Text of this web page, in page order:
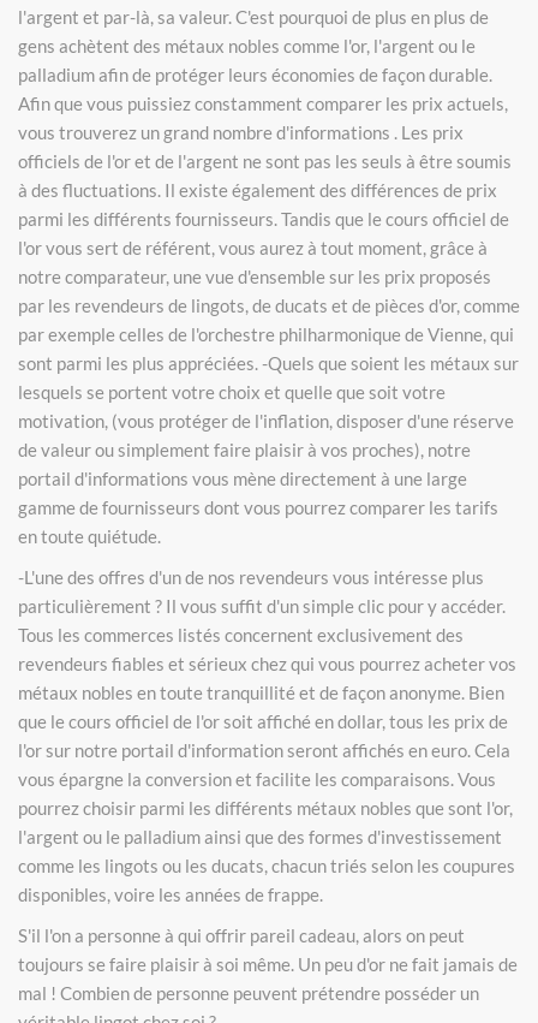
l'argent et par-là, sa valeur. C'est pourquoi de plus en plus de
gens achètent des métaux nobles comme l'or, l'argent ou le
palladium afin de protéger leurs économies de façon durable.
Afin que vous puissiez constamment comparer les prix actuels,
vous trouverez un grand nombre d'informations . Les prix
officiels de l'or et de l'argent ne sont pas les seuls à être soumis
à des fluctuations. Il existe également des différences de prix
parmi les différents fournisseurs. Tandis que le cours officiel de
l'or vous sert de référent, vous aurez à tout moment, grâce à
notre comparateur, une vue d'ensemble sur les prix proposés
par les revendeurs de lingots, de ducats et de pièces d'or, comme
par exemple celles de l'orchestre philharmonique de Vienne, qui
sont parmi les plus appréciées. -Quels que soient les métaux sur
lesquels se portent votre choix et quelle que soit votre
motivation, (vous protéger de l'inflation, disposer d'une réserve
de valeur ou simplement faire plaisir à vos proches), notre
portail d'informations vous mène directement à une large
gamme de fournisseurs dont vous pourrez comparer les tarifs
en toute quiétude.
-L'une des offres d'un de nos revendeurs vous intéresse plus
particulièrement ? Il vous suffit d'un simple clic pour y accéder.
Tous les commerces listés concernent exclusivement des
revendeurs fiables et sérieux chez qui vous pourrez acheter vos
métaux nobles en toute tranquillité et de façon anonyme. Bien
que le cours officiel de l'or soit affiché en dollar, tous les prix de
l'or sur notre portail d'information seront affichés en euro. Cela
vous épargne la conversion et facilite les comparaisons. Vous
pourrez choisir parmi les différents métaux nobles que sont l'or,
l'argent ou le palladium ainsi que des formes d'investissement
comme les lingots ou les ducats, chacun triés selon les coupures
disponibles, voire les années de frappe.
S'il l'on a personne à qui offrir pareil cadeau, alors on peut
toujours se faire plaisir à soi même. Un peu d'or ne fait jamais de
mal ! Combien de personne peuvent prétendre posséder un